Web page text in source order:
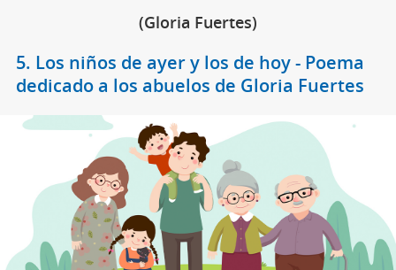
(Gloria Fuertes)
5. Los niños de ayer y los de hoy - Poema
dedicado a los abuelos de Gloria Fuertes